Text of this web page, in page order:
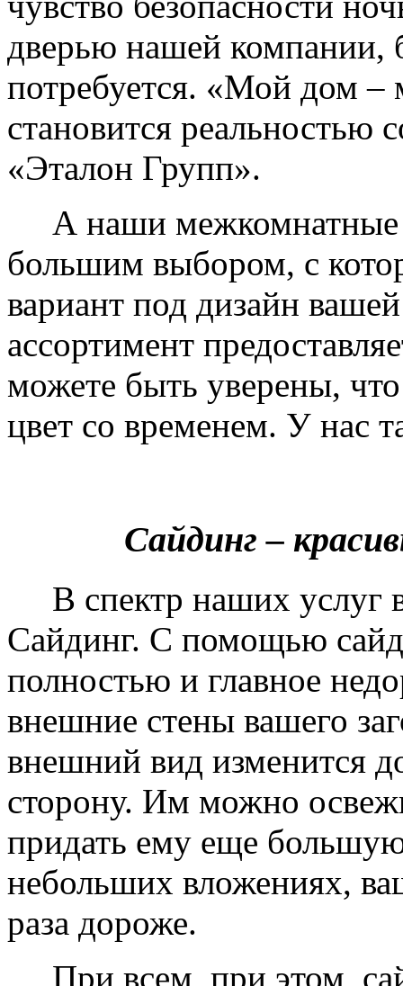
дверью нашей компании,
потребуется. «Мой дом –
становится реальностью
«Эталон Групп».
А наши межкомнатные
большим выбором, с
вариант под дизайн
ассортимент
можете быть уверены,
цвет со временем. У нас
Сайдинг –
В спектр наших услуг
Сайдинг. С помощью
полностью и главное
внешние стены вашего
внешний вид изменится
сторону. Им можно
придать ему еще
небольших вложениях,
раза дороже.
При всем, при этом,